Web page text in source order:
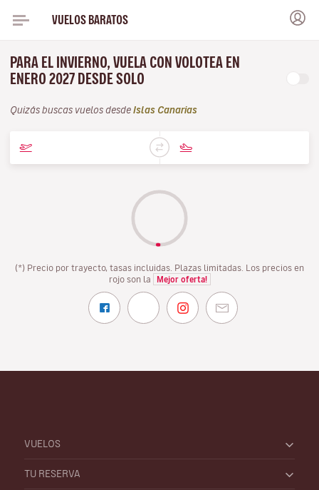
VUELOS BARATOS
PARA EL INVIERNO, VUELA CON VOLOTEA EN
ENERO 2027 DESDE SOLO
Quizás buscas vuelos desde Islas Canarias
(*) Precio por trayecto, tasas incluidas. Plazas limitadas. Los precios en
rojo son la
Mejor oferta!
VUELOS
TU RESERVA